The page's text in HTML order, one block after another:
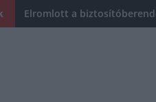
Elromlott a